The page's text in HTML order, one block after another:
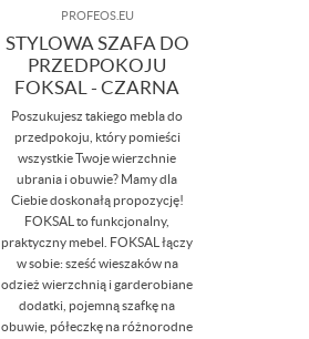
PROFEOS.EU
STYLOWA SZAFA DO
PRZEDPOKOJU
FOKSAL - CZARNA
Poszukujesz takiego mebla do
przedpokoju, który pomieści
wszystkie Twoje wierzchnie
ubrania i obuwie? Mamy dla
Ciebie doskonałą propozycję!
FOKSAL to funkcjonalny,
praktyczny mebel. FOKSAL łączy
w sobie: sześć wieszaków na
odzież wierzchnią i garderobiane
dodatki, pojemną szafkę na
obuwie, półeczkę na różnorodne